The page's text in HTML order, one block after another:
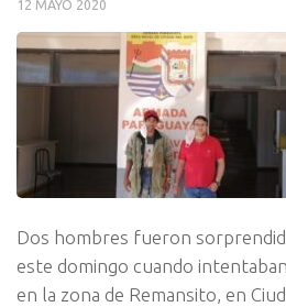
12 MAYO 2020
Dos hombres fueron
este domingo cuando
en la zona de Remansito, en